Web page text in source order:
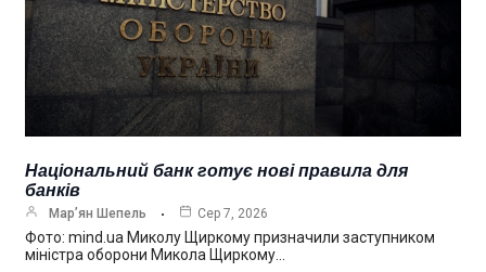
Національний банк готує нові правила для
банків
Мар’ян Шепель Сер 7, 2026
Фото: mind.ua Миколу Щиркому призначили заступником
міністра оборони Микола Щиркому…